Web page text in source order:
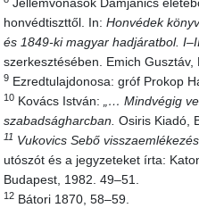
honvédtiszttől. In:Honvédek
és 1849-ki magyar hadjáratbol.
szerkesztésében. Emich Gusztáv,
9 Ezredtulajdonosa: gróf Prokop
10 Kovács István:
„… Mindvégig
szabadságharcban. Osiris Kiadó,
11 Vukovics Sebő
utószót és a jegyzeteket írta:
Budapest, 1982. 49–51.
12 Bátori 1870, 58–59.